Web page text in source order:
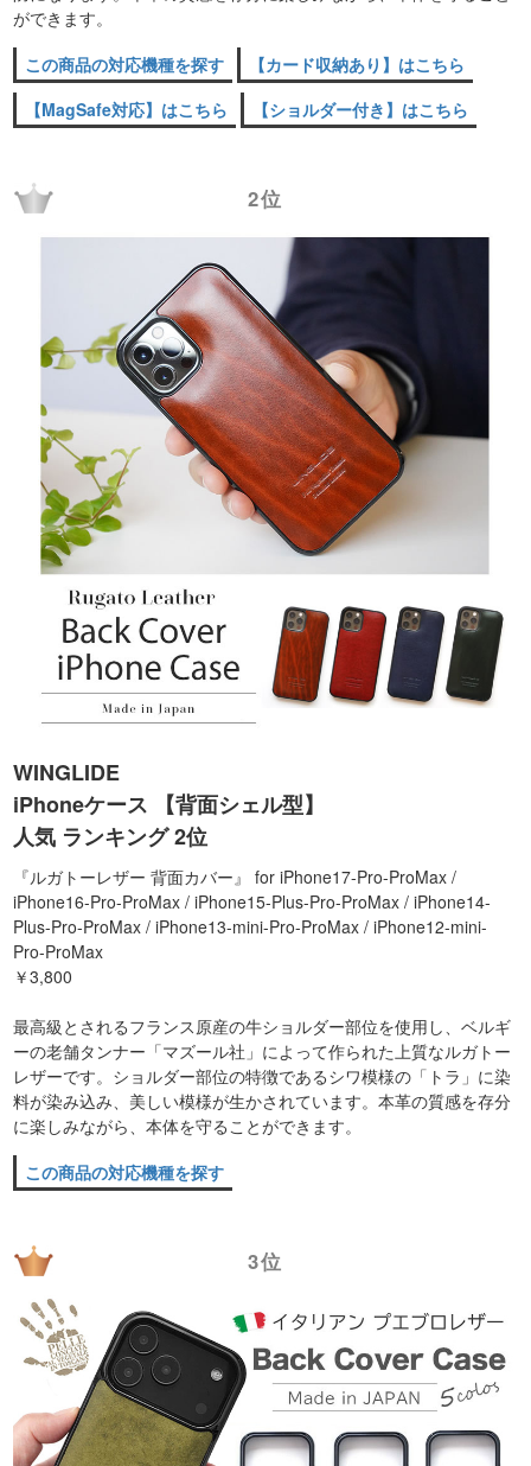
ができます。
この商品の対応機種を探す
【カード収納あり】はこちら
【MagSafe対応】はこちら
【ショルダー付き】はこちら
2位
WINGLIDE
iPhoneケース 【背面シェル型】
人気 ランキング 2位
『ルガトーレザー 背面カバー』 for iPhone17-Pro-ProMax /
iPhone16-Pro-ProMax / iPhone15-Plus-Pro-ProMax / iPhone14-
Plus-Pro-ProMax / iPhone13-mini-Pro-ProMax / iPhone12-mini-
Pro-ProMax
￥3,800
最高級とされるフランス原産の牛ショルダー部位を使用し、ベルギ
ーの老舗タンナー「マズール社」によって作られた上質なルガトー
レザーです。ショルダー部位の特徴であるシワ模様の「トラ」に染
料が染み込み、美しい模様が生かされています。本革の質感を存分
に楽しみながら、本体を守ることができます。
この商品の対応機種を探す
3位